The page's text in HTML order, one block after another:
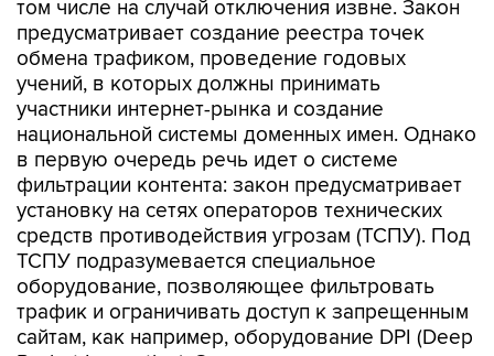
обмена трафиком, проведение годовых
учений, в которых должны принимать
участники интернет-рынка и создание
национальной системы доменных имен. Однако
в первую очередь речь идет о системе
фильтрации контента: закон предусматривает
установку на сетях операторов технических
средств противодействия угрозам (ТСПУ). Под
ТСПУ подразумевается специальное
оборудование, позволяющее фильтровать
трафик и ограничивать доступ к запрещенным
сайтам, как например, оборудование DPI (Deep
Packet Inspection). За их установку и
эксплуатацию отвечает Роскомнадзор.